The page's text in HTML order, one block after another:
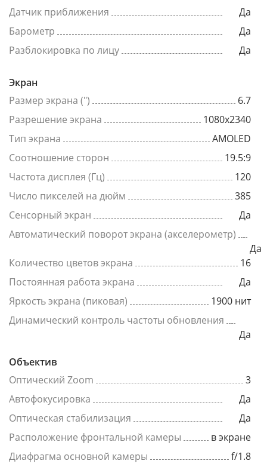
Датчик приближения
Да
Барометр
Да
Разблокировка по лицу
Да
Экран
Размер экрана (")
6.7
Разрешение экрана
1080x2340
Тип экрана
AMOLED
Соотношение сторон
19.5:9
Частота дисплея (Гц)
120
Число пикселей на дюйм
385
Сенсорный экран
Да
Автоматический поворот экрана (акселерометр)
Да
Количество цветов экрана
16
Постоянная работа экрана
Да
Яркость экрана (пиковая)
1900 нит
Динамический контроль частоты обновления
Да
Объектив
Оптический Zoom
3
Автофокусировка
Да
Оптическая стабилизация
Да
Расположение фронтальной камеры
в экране
Диафрагма основной камеры
f/1.8